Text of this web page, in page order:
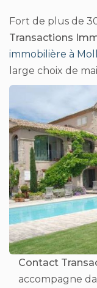
Fort de plus de
Transactions
immobilière à
large choix de
Contact
accompagne